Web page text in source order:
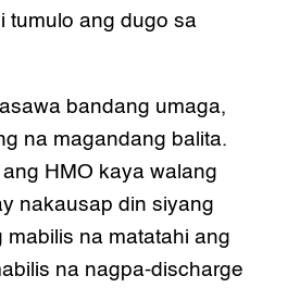
tumulo ang dugo sa
bandang umaga,
na magandang balita.
HMO kaya walang
nakausap din siyang
mabilis na matatahi ang
na nagpa-discharge